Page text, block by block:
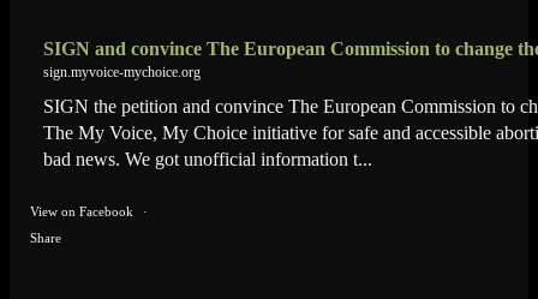
SIGN and convince The European Commission to change
sign.myvoice-mychoice.org
SIGN the petition and convince The European Commission to
The My Voice, My Choice initiative for safe and accessible
bad news. We got unofficial information t...
View on Facebook
·
Share